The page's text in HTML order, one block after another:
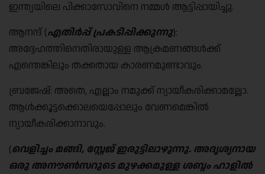
ഇന്ത്യയിലെ പിക്കാസോവിനെ നമ്മൾ ആട്ടിപ്പായിച്ചു.
ആനന്ദ് (എതിർപ്പ് പ്രകടിപ്പിക്കുന്നു):
അദ്ദേഹത്തിനെതിരായുള്ള ആക്രമണങ്ങൾക്ക്
എന്തെങ്കിലും തക്കതായ കാരണമുണ്ടാവും.
ബ്രജേഷ്: അതെ, എല്ലാം നമുക്ക് ന്യായീകരിക്കാമല്ലോ.
ആൾക്കൂട്ടക്കൊലയെപ്പോലും വേണമെങ്കിൽ
ന്യായീകരിക്കാനാവും.
(വെളിച്ചം മങ്ങി, സ്റ്റേജ് ഇരുട്ടിലാഴുന്നു. അദൃശ്യനായ
ഒരു അനൗൺസറുടെ മുഴക്കമുള്ള ശബ്ദം ഹാളിൽ